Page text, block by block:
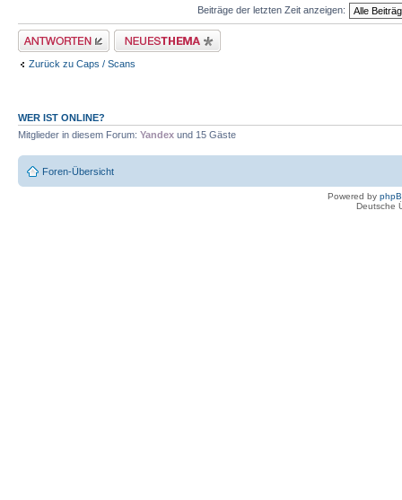
Beiträge der letzten Zeit anzeigen:
Antwort erstellen Neues Thema erstellen
Zurück zu Caps / Scans
WER IST ONLINE?
Mitglieder in diesem Forum: Yandex und 15 Gäste
Foren-Übersicht
Powered by
Deutsche